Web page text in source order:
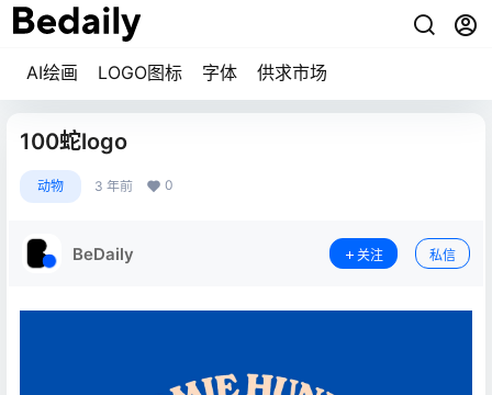
AI绘画 LOGO图标 字体 供求市场
100蛇logo
动物 3 年前 0
BeDaily 关注 私信